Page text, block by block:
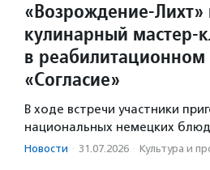
«Возрождение-Лихт»
кулинарный мастер-
в реабилитационном
«Согласие»
В ходе встречи участники
национальных немецких
Новости · 31.07.2026 · Культура и